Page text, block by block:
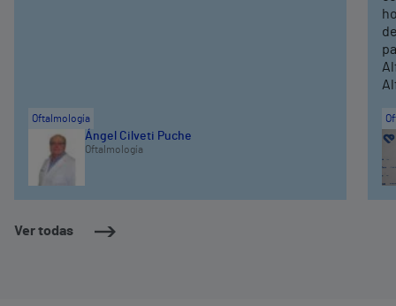
Ver todas
Oftalmología
Ángel Cilveti Puche
Oftalmología